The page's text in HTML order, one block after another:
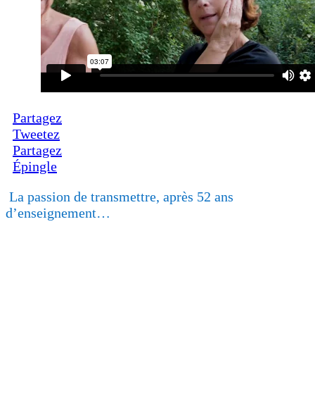
Partagez
Tweetez
Partagez
Épingle
La passion de transmettre, après 52 ans
d’enseignement…